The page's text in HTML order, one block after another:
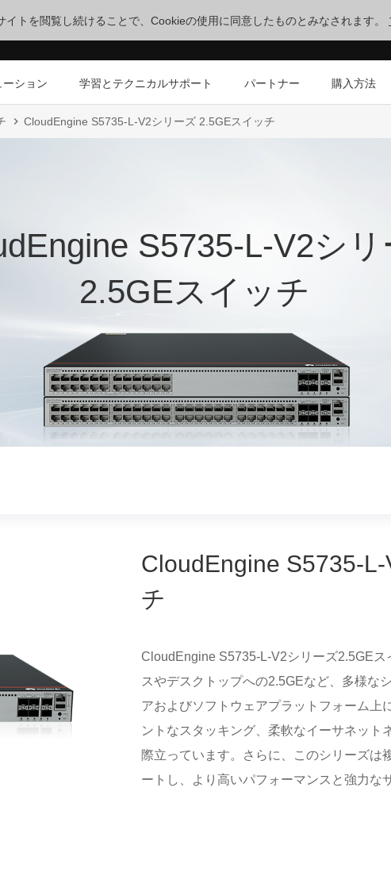
トを閲覧し続けることで、Cookieの使用に同意したものとみなされます。
ション 学習とテクニカルサポート パートナー 購入方法
CloudEngine S5735-L-V2シリーズ 2.5GEスイッチ
S5735-L-V2シ
2.5GEスイッチ
CloudEngine S5735-
チ
CloudEngine S5735-L-V2シリーズ2.5GE
スやデスクトップへの2.5GEなど、多様な
アおよびソフトウェアプラットフォーム上
ントなスタッキング、柔軟なイーサネット
際立っています。さらに、このシリーズは
ートし、より高いパフォーマンスと強力な